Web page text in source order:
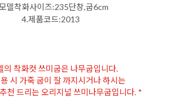
델착화사이즈:235단창,굽6cm
4.제품코드:2013
의 착화컷 쓰미굽은 나무굽입니다.
시 가죽 굽이 잘 까지시거나 하시는
천 드리는 오리지널 쓰미나무굽입니다. *